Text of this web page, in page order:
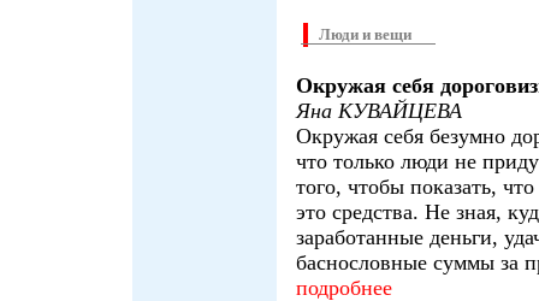
Люди и вещи
Окружая себя
Яна КУВАЙЦЕВА
Окружая себя безумно
что только люди не
того, чтобы показать,
это средства. Не зная,
заработанные деньги,
баснословные суммы за
подробнее